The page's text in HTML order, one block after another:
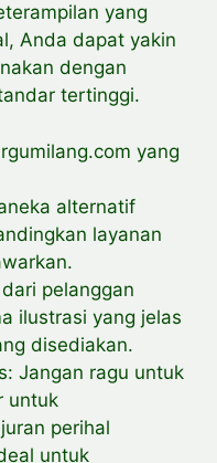
yang
Anda dapat yakin
dengan
tertinggi.
yang
alternatif
layanan
pelanggan
ilustrasi yang jelas
disediakan.
Jangan ragu untuk
untuk
perihal
untuk